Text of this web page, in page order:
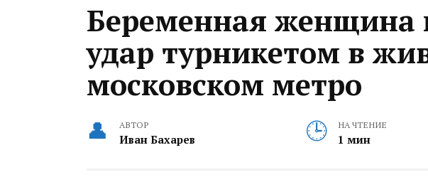
Беременная женщина
удар турникетом в
московском метро
АВТОР
Иван Бахарев
НА ЧТЕНИЕ
1 мин